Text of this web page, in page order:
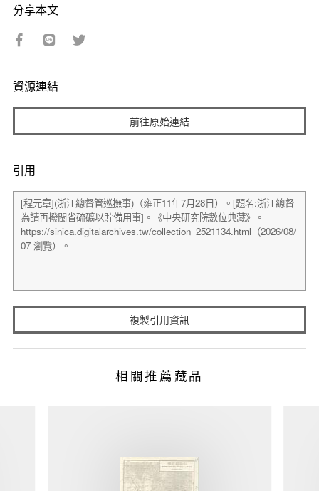
分享本文
資源連結
前往原始連結
引用
複製引用資訊
相關推薦藏品